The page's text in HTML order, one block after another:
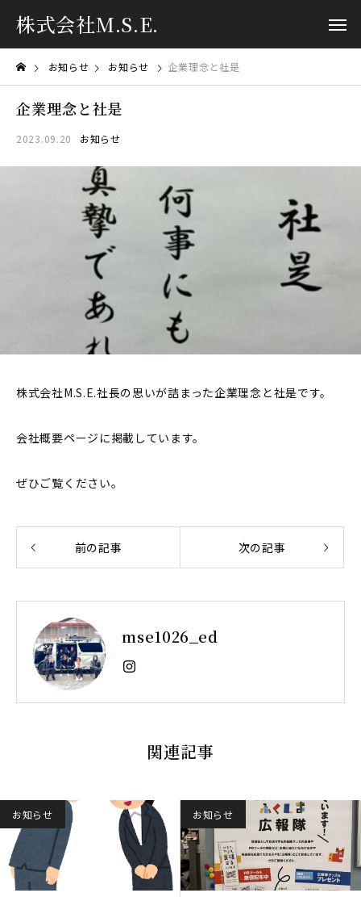
株式会社M.S.E.
お知らせ お知らせ 企業理念と社是
企業理念と社是
2023.09.20 お知らせ
株式会社M.S.E.社長の思いが詰まった企業理念と社是です。
会社概要ページに掲載しています。
ぜひご覧ください。
前の記事 次の記事
mse1026_ed
関連記事
お知らせ お知らせ